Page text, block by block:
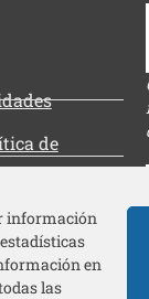
información
en
las
de